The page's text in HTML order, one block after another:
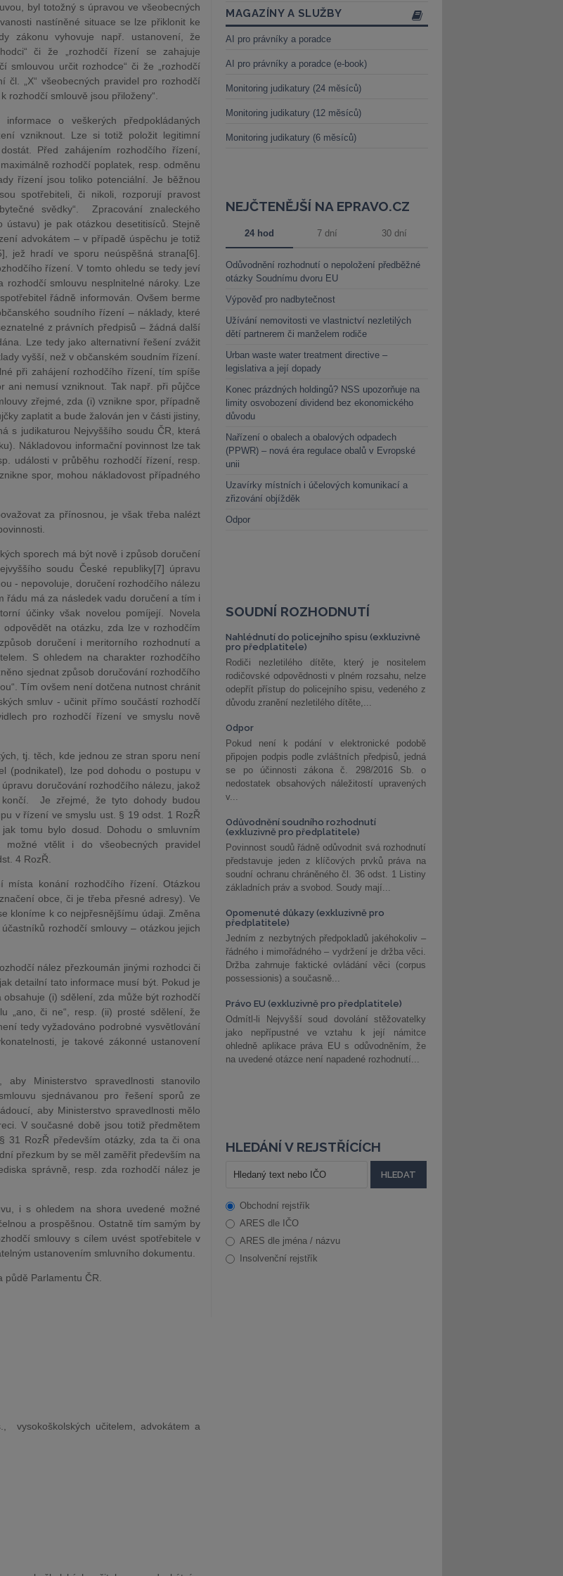
byl totožný s úpravou ve všeobecných
nastíněné situace se lze přiklonit ke
zákonu vyhovuje např. ustanovení, že
či že „rozhodčí řízení se zahajuje
smlouvou určit rozhodce“ či že „rozhodčí
čl. „X“ všeobecných pravidel pro rozhodčí
smlouvě jsou přiloženy“.
o veškerých předpokládaných
vzniknout. Lze si totiž položit legitimní
Před zahájením rozhodčího řízení,
rozhodčí poplatek, resp. odměnu
řízení jsou toliko potenciální. Je běžnou
spotřebiteli, či nikoli, rozporují pravost
svědky“. Zpracování znaleckého
ústavu) je pak otázkou desetitisíců. Stejně
advokátem – v případě úspěchu je totiž
jež hradí ve sporu neúspěšná strana[6].
řízení. V tomto ohledu se tedy jeví
smlouvu nesplnitelné nároky. Lze
řádně informován. Ovšem berme
soudního řízení – náklady, které
z právních předpisů – žádná další
Lze tedy jako alternativní řešení zvážit
vyšší, než v občanském soudním řízení.
při zahájení rozhodčího řízení, tím spíše
ani nemusí vzniknout. Tak např. při půjčce
zřejmé, zda (i) vznikne spor, případně
zaplatit a bude žalován jen v části jistiny,
s judikaturou Nejvyššího soudu ČR, která
Nákladovou informační povinnost lze tak
události v průběhu rozhodčí řízení, resp.
spor, mohou nákladovost případného
za přínosnou, je však třeba nalézt
sporech má být nově i způsob doručení
soudu České republiky[7] úpravu
- nepovoluje, doručení rozhodčího nálezu
řádu má za následek vadu doručení a tím i
účinky však novelou pomíjejí. Novela
na otázku, zda lze v rozhodčím
doručení i meritorního rozhodnutí a
S ohledem na charakter rozhodčího
sjednat způsob doručování rozhodčího
Tím ovšem není dotčena nutnost chránit
smluv - učinit přímo součástí rozhodčí
pro rozhodčí řízení ve smyslu nově
tj. těch, kde jednou ze stran sporu není
(podnikatel), lze pod dohodu o postupu v
doručování rozhodčího nálezu, jakož
Je zřejmé, že tyto dohody budou
v řízení ve smyslu ust. § 19 odst. 1 RozŘ
tomu bylo dosud. Dohodu o smluvním
možné vtělit i do všeobecných pravidel
4 RozŘ.
místa konání rozhodčího řízení. Otázkou
obce, či je třeba přesné adresy). Ve
kloníme k co nejpřesnějšímu údaji. Změna
rozhodčí smlouvy – otázkou jejich
nález přezkoumán jinými rozhodci či
detailní tato informace musí být. Pokud je
(i) sdělení, zda může být rozhodčí
„ano, či ne“, resp. (ii) prosté sdělení, že
tedy vyžadováno podrobné vysvětlování
je takové zákonné ustanovení
Ministerstvo spravedlnosti stanovilo
sjednávanou pro řešení sporů ze
aby Ministerstvo spravedlnosti mělo
V současné době jsou totiž předmětem
31 RozŘ především otázky, zda ta či ona
přezkum by se měl zaměřit především na
správně, resp. zda rozhodčí nález je
i s ohledem na shora uvedené možné
a prospěšnou. Ostatně tím samým by
smlouvy s cílem uvést spotřebitele v
ustanovením smluvního dokumentu.
Parlamentu ČR.
vysokoškolských učitelem, advokátem a
MAGAZÍNY A SLUŽBY
AI pro právníky a poradce
AI pro právníky a poradce (e-book)
Monitoring judikatury (24 měsíců)
Monitoring judikatury (12 měsíců)
Monitoring judikatury (6 měsíců)
NEJČTENĚJŠÍ NA EPRAVO.CZ
24 hod 7 dní 30 dní
Odůvodnění rozhodnutí o nepoložení předběžné
otázky Soudnímu dvoru EU
Výpověď pro nadbytečnost
Užívání nemovitosti ve vlastnictví nezletilých
dětí partnerem či manželem rodiče
Urban waste water treatment directive –
legislativa a její dopady
Konec prázdných holdingů? NSS upozorňuje na
limity osvobození dividend bez ekonomického
důvodu
Nařízení o obalech a obalových odpadech
(PPWR) – nová éra regulace obalů v Evropské
unii
Uzavírky místních i účelových komunikací a
zřizování objížděk
Odpor
SOUDNÍ ROZHODNUTÍ
Nahlédnutí do policejního spisu (exkluzivně
pro předplatitele)
Rodiči nezletilého dítěte, který je nositelem
rodičovské odpovědnosti v plném rozsahu, nelze
odepřít přístup do policejního spisu, vedeného z
důvodu zranění nezletilého dítěte,...
Odpor
Pokud není k podání v elektronické podobě
připojen podpis podle zvláštních předpisů, jedná
se po účinnosti zákona č. 298/2016 Sb. o
nedostatek obsahových náležitostí upravených
v...
Odůvodnění soudního rozhodnutí
(exkluzivně pro předplatitele)
Povinnost soudů řádně odůvodnit svá rozhodnutí
představuje jeden z klíčových prvků práva na
soudní ochranu chráněného čl. 36 odst. 1 Listiny
základních práv a svobod. Soudy mají...
Opomenuté důkazy (exkluzivně pro
předplatitele)
Jedním z nezbytných předpokladů jakéhokoliv –
řádného i mimořádného – vydržení je držba věci.
Držba zahrnuje faktické ovládání věci (corpus
possessionis) a současně...
Právo EU (exkluzivně pro předplatitele)
Odmítl-li Nejvyšší soud dovolání stěžovatelky
jako nepřípustné ve vztahu k její námitce
ohledně aplikace práva EU s odůvodněním, že
na uvedené otázce není napadené rozhodnutí...
HLEDÁNÍ V REJSTŘÍCÍCH
Obchodní rejstřík
ARES dle IČO
ARES dle jména / názvu
Insolvenční rejstřík